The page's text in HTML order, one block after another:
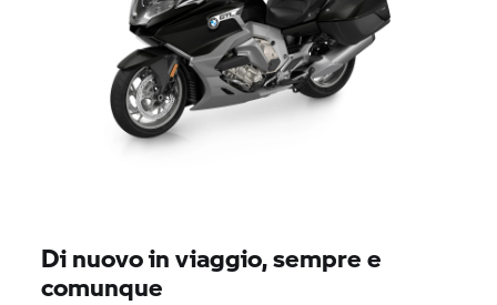
Di nuovo in viaggio, sempre e
comunque